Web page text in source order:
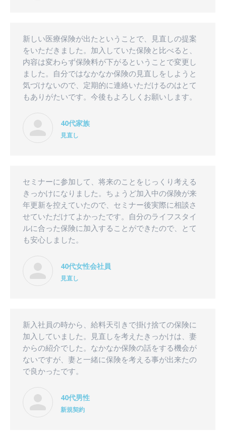
新しい医療保険が出たということで、見直しの提案
をいただきました。加入していた保険と比べると、
内容は変わらず保険料が下がるということで変更し
ました。自分ではなかなか保険の見直しをしようと
気づけないので、定期的に連絡いただけるのはとて
もありがたいです。今後もよろしくお願いします。
40代家族
見直し
セミナーに参加して、将来のことをじっくり考える
きっかけになりました。ちょうど加入中の保険が来
年更新を控えていたので、セミナー後実際に相談さ
せていただけてよかったです。自分のライフスタイ
ルに合った保険に加入することができたので、とて
も安心しました。
40代女性会社員
見直し
新入社員の時から、給料天引きで掛け捨ての保険に
加入していました。見直しを考えたきっかけは、妻
からの紹介でした。なかなか保険の話をする機会が
ないですが、妻と一緒に保険を考える事が出来たの
で良かったです。
40代男性
新規契約